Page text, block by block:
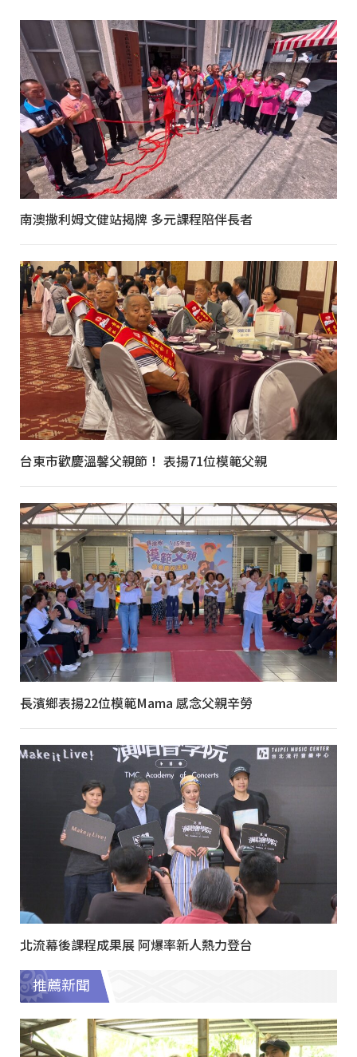
南澳撒利姆文健站揭牌 多元課程陪伴長者
台東市歡慶溫馨父親節！ 表揚71位模範父親
長濱鄉表揚22位模範Mama 感念父親辛勞
北流幕後課程成果展 阿爆率新人熱力登台
推薦新聞